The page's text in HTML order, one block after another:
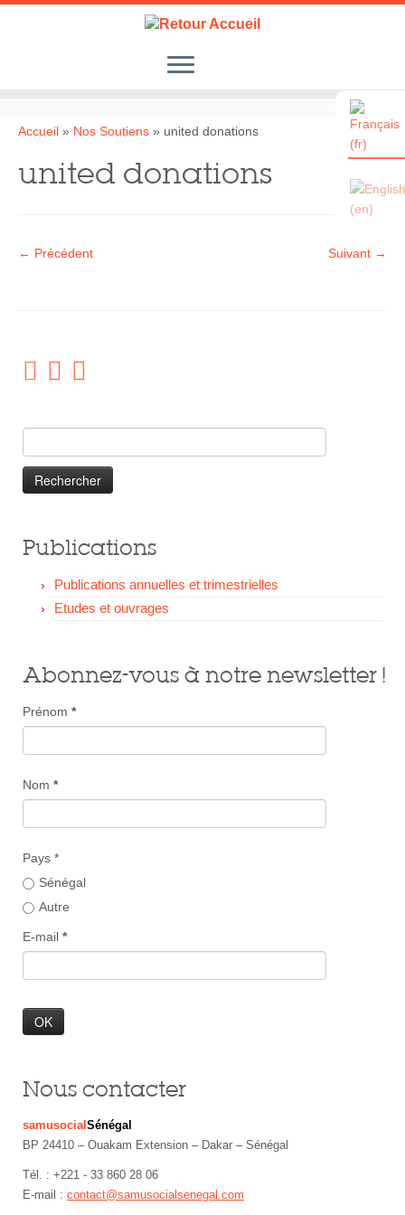
Passer
Le Samu Social Sénégal
Nos Partenaires
Faire un Don
Accueil » Nos Soutiens » united donations
united donations
← Précédent Suivant →
Publications
Publications annuelles et trimestrielles
Etudes et ouvrages
Abonnez-vous à notre newsletter !
Prénom *
Nom *
Pays *
Sénégal
Autre
E-mail *
Nous contacter
samusocial Sénégal
BP 24410 – Ouakam Extension – Dakar – Sénégal
Tél. : +221 - 33 860 28 06
E-mail : contact@samusocialsenegal.com